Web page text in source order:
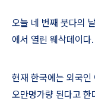
오늘 네 번째 붓다의
에서 열린 웨삭데이다.
현재 한국에는 외국인
오만명가량 된다고 한